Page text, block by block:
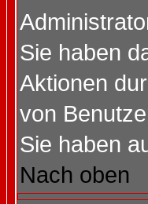
Sie haben
Aktionen
von
Sie haben
Nach oben